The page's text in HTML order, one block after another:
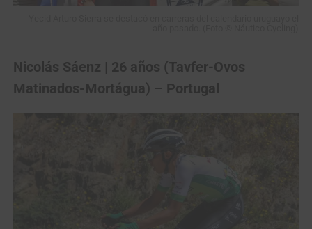
Nicolás Sáenz | 26 años (Tavfer-Ovos
Matinados-Mortágua) – Portugal